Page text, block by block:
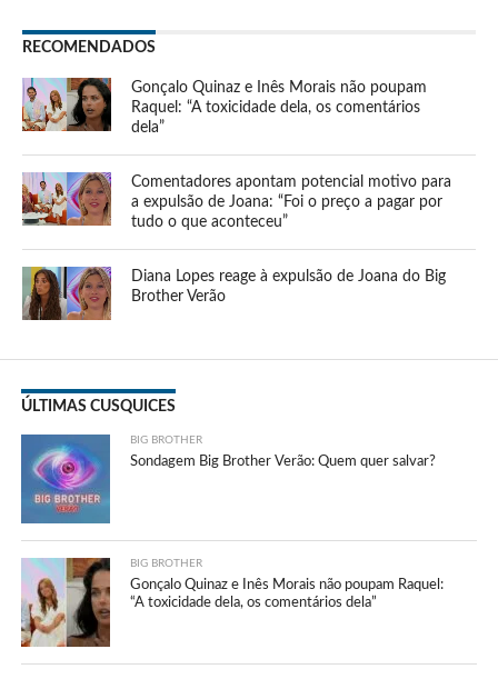
RECOMENDADOS
Gonçalo Quinaz e Inês Morais não poupam
Raquel: “A toxicidade dela, os comentários
dela”
Comentadores apontam potencial motivo para
a expulsão de Joana: “Foi o preço a pagar por
tudo o que aconteceu”
Diana Lopes reage à expulsão de Joana do Big
Brother Verão
ÚLTIMAS CUSQUICES
BIG BROTHER
Sondagem Big Brother Verão: Quem quer salvar?
BIG BROTHER
Gonçalo Quinaz e Inês Morais não poupam Raquel:
“A toxicidade dela, os comentários dela”